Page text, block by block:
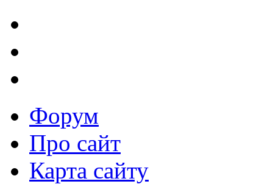
Форум
Про сайт
Карта сайту